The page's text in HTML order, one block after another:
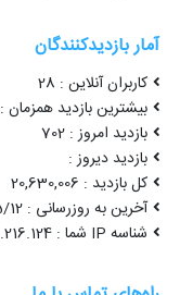
آمار بازدیدکنندگان
کاربران آنلاین : 28
بیشترین بازدید همزمان : 1333
بازدید امروز : 702
بازدید دیروز :
کل بازدید : 20,630,006
آخرین به روزرسانی : 1405/05/12 11:40:12
شناسه IP شما : 216.73.216.124